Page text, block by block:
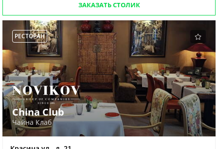
ЗАКАЗАТЬ СТОЛИК
РЕСТОРАН
China Club
Чайна Клаб